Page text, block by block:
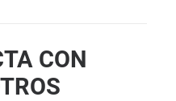
CON